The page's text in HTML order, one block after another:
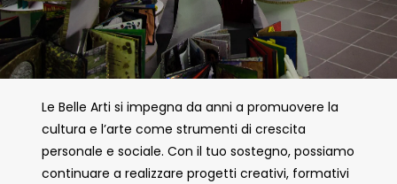
Le Belle Arti si impegna da anni a promuovere la
cultura e l’arte come strumenti di crescita
personale e sociale. Con il tuo sostegno, possiamo
continuare a realizzare progetti creativi, formativi